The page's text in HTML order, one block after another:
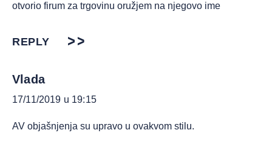
otvorio firum za trgovinu oružjem na njegovo ime
REPLY
Vlada
17/11/2019 u 19:15
AV objašnjenja su upravo u ovakvom stilu.